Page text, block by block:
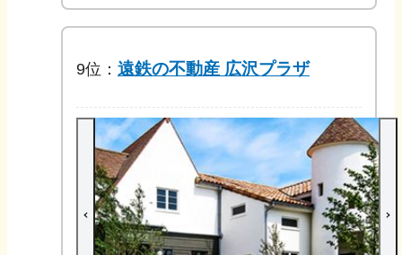
9位： 遠鉄の不動産 広沢プラザ